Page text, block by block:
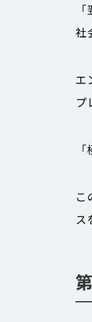
社
エ
プ
こ
ス